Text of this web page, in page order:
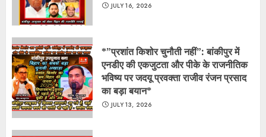
JULY 16, 2026
*​”प्रशांत किशोर चुनौती नहीं”: बांकीपुर में
एनडीए की एकजुटता और पीके के राजनीतिक
भविष्य पर जदयू प्रवक्ता राजीव रंजन प्रसाद
का बड़ा बयान*
JULY 13, 2026